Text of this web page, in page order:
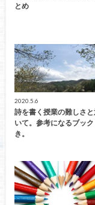
とめ
2020.5.6
詩を書く授業の難しさ
いて。参考になるブッ
き。